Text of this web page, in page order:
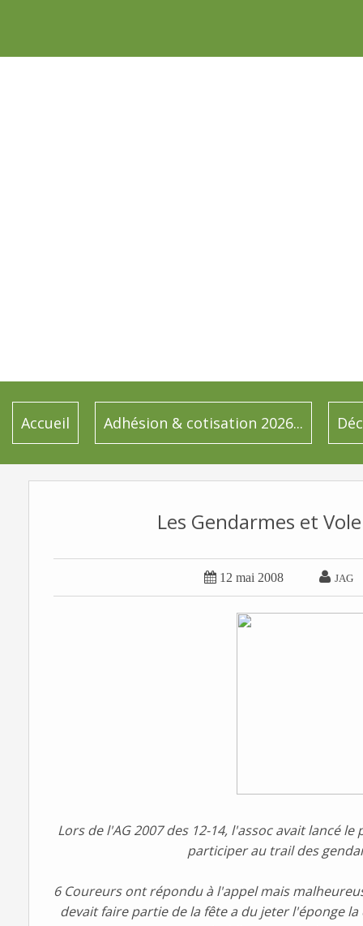
Accueil Adhésion & cotisation 2026...
Les Gendarmes et
 12 mai 2008  JAG
Lors de l'AG 2007 des 12-14, l'assoc avait lancé
participer au trail des
6 Coureurs ont répondu à l'appel mais
devait faire partie de la fête a du jeter l'éponge